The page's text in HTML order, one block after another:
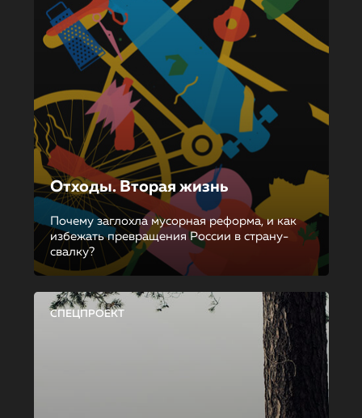
Отходы. Вторая жизнь
Почему заглохла мусорная реформа, и как
избежать превращения России в страну-
свалку?
СПЕЦПРОЕКТ